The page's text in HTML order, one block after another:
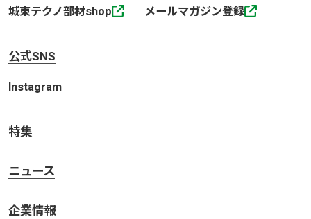
城東テクノ部材shop メールマガジン登録
公式SNS
Instagram
特集
ニュース
企業情報